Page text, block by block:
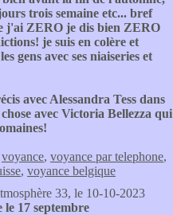
trois semaine etc... bref
j'ai ZERO je dis bien ZERO
je suis en colère et
gens avec ses niaiseries et
avec Alessandra Tess dans
avec Victoria Bellezza qui
voyance, voyance par telephone,
, voyance belgique
33, le 10-10-2023
le 17 septembre